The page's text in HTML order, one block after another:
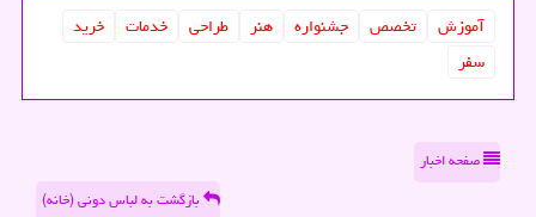
آموزش تخصص جشنواره هنر طراحی خدمات
خرید
سفر
صفحه اخبار
بازگشت به لباس دونی (خانه)